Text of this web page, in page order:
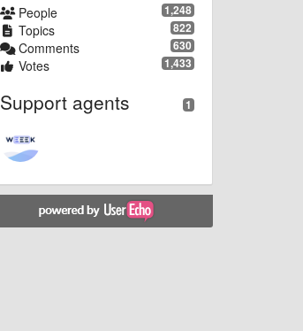
1,248
People
822
Topics
630
Comments
1,433
Votes
1
Support agents